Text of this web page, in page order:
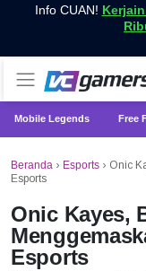
Info CUAN!
Mobile Legends Free
Beranda › Esports › Onic
Esports
Onic Kayes,
Esports